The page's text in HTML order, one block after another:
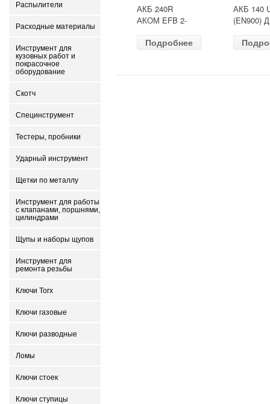
Распылители
Расходные материалы
Инструмент для
кузовных работ и
покрасочное
оборудование
Скотч
Специнструмент
Тестеры, пробники
Ударный инструмент
Щетки по металлу
Инструмент для работы
с клапанами, поршнями,
цилиндрами
Щупы и наборы щупов
Инструмент для
ремонта резьбы
Ключи Torx
Ключи газовые
Ключи разводные
Ломы
Ключи стоек
Ключи ступицы
АКБ 240R
АКОМ EFB 2-
(EN1500) ДШВ
Подробнее
АКБ 140
(EN900)
залит